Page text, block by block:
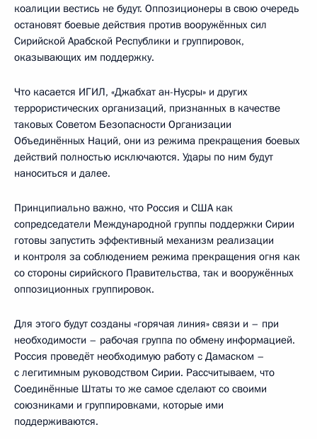
коалиции вестись не будут. Оппозиционеры в свою очередь
остановят боевые действия против вооружённых сил
Сирийской Арабской Республики и группировок,
оказывающих им поддержку.
Что касается ИГИЛ, «Джабхат ан-Нусры» и других
террористических организаций, признанных в качестве
таковых Советом Безопасности Организации
Объединённых Наций, они из режима прекращения боевых
действий полностью исключаются. Удары по ним будут
наноситься и далее.
Принципиально важно, что Россия и США как
сопредседатели Международной группы поддержки Сирии
готовы запустить эффективный механизм реализации
и контроля за соблюдением режима прекращения огня как
со стороны сирийского Правительства, так и вооружённых
оппозиционных группировок.
Для этого будут созданы «горячая линия» связи и – при
необходимости – рабочая группа по обмену информацией.
Россия проведёт необходимую работу с Дамаском –
с легитимным руководством Сирии. Рассчитываем, что
Соединённые Штаты то же самое сделают со своими
союзниками и группировками, которые ими
поддерживаются.